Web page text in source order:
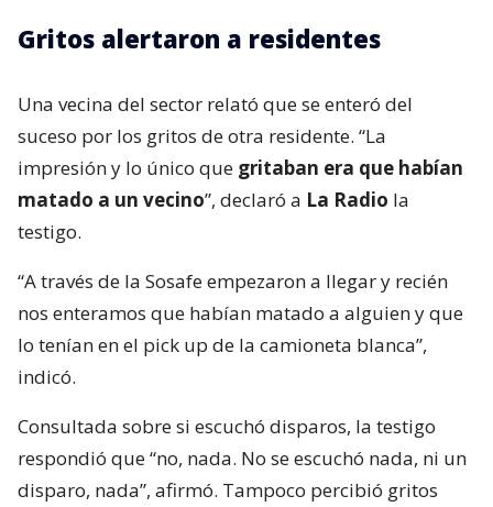
Gritos alertaron a residentes
Una vecina del sector relató que se enteró del
suceso por los gritos de otra residente. “La
impresión y lo único que gritaban era que habían
matado a un vecino”, declaró a La Radio la
testigo.
“A través de la Sosafe empezaron a llegar y recién
nos enteramos que habían matado a alguien y que
lo tenían en el pick up de la camioneta blanca”,
indicó.
Consultada sobre si escuchó disparos, la testigo
respondió que “no, nada. No se escuchó nada, ni un
disparo, nada”, afirmó. Tampoco percibió gritos